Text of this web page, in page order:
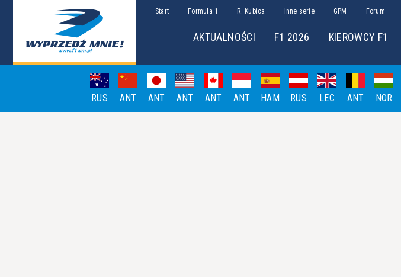
Start Formuła 1 R. Kubica Inne serie GPM Forum
AKTUALNOŚCI F1 2026 KIEROWCY F1
RUS ANT ANT ANT ANT ANT HAM RUS LEC ANT NOR